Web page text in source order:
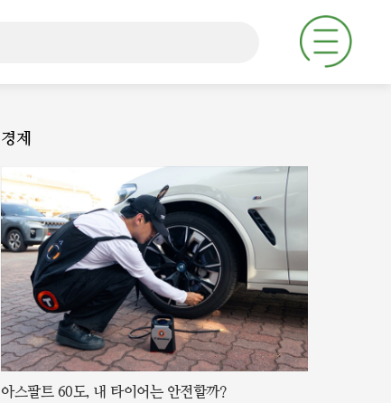
주
요
서
경제
아스팔트 60도, 내 타이어는 안전할까?